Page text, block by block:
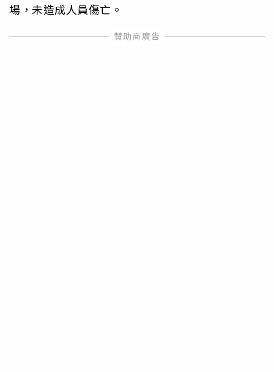
場，未造成人員傷亡。